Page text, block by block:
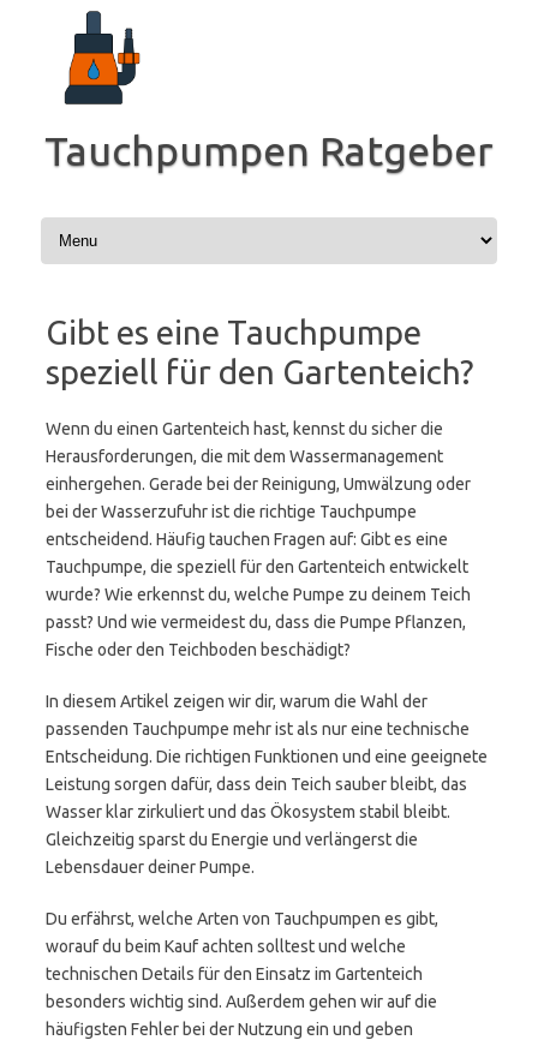
springen
Tauchpumpen Ratgeber
Gibt es eine Tauchpumpe
speziell für den Gartenteich?
Wenn du einen Gartenteich hast, kennst du sicher die
Herausforderungen, die mit dem Wassermanagement
einhergehen. Gerade bei der Reinigung, Umwälzung oder
bei der Wasserzufuhr ist die richtige Tauchpumpe
entscheidend. Häufig tauchen Fragen auf: Gibt es eine
Tauchpumpe, die speziell für den Gartenteich entwickelt
wurde? Wie erkennst du, welche Pumpe zu deinem Teich
passt? Und wie vermeidest du, dass die Pumpe Pflanzen,
Fische oder den Teichboden beschädigt?
In diesem Artikel zeigen wir dir, warum die Wahl der
passenden Tauchpumpe mehr ist als nur eine technische
Entscheidung. Die richtigen Funktionen und eine geeignete
Leistung sorgen dafür, dass dein Teich sauber bleibt, das
Wasser klar zirkuliert und das Ökosystem stabil bleibt.
Gleichzeitig sparst du Energie und verlängerst die
Lebensdauer deiner Pumpe.
Du erfährst, welche Arten von Tauchpumpen es gibt,
worauf du beim Kauf achten solltest und welche
technischen Details für den Einsatz im Gartenteich
besonders wichtig sind. Außerdem gehen wir auf die
häufigsten Fehler bei der Nutzung ein und geben